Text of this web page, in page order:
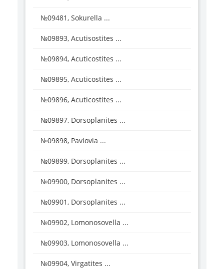
№09481, Sokurella ...
№09893, Acutisostites ...
№09894, Acuticostites ...
№09895, Acuticostites ...
№09896, Acuticostites ...
№09897, Dorsoplanites ...
№09898, Pavlovia ...
№09899, Dorsoplanites ...
№09900, Dorsoplanites ...
№09901, Dorsoplanites ...
№09902, Lomonosovella ...
№09903, Lomonosovella ...
№09904, Virgatites ...